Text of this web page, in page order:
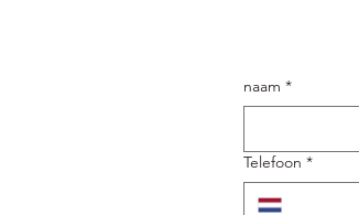
naam *
Telefoon *